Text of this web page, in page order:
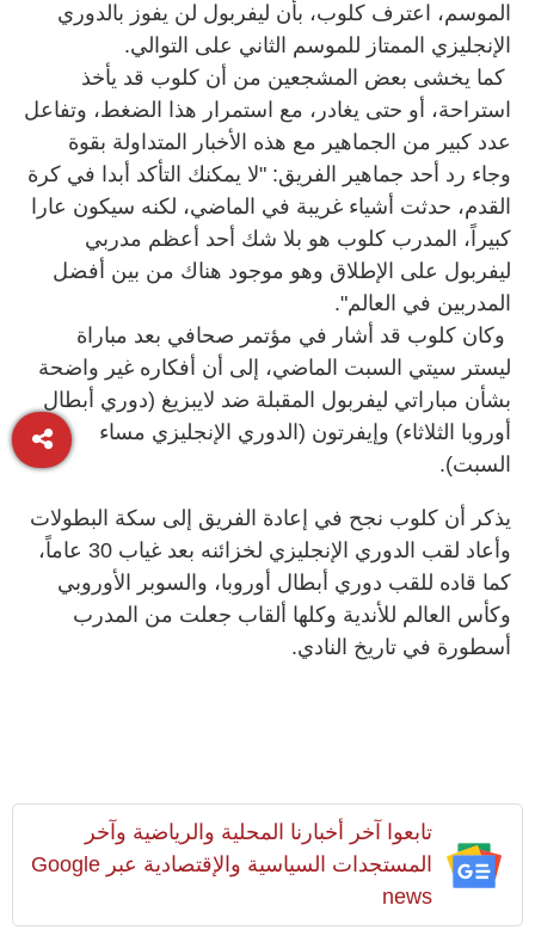
الموسم، اعترف كلوب، بأن ليفربول لن يفوز بالدوري
الإنجليزي الممتاز للموسم الثاني على التوالي.
كما يخشى بعض المشجعين من أن كلوب قد يأخذ
استراحة، أو حتى يغادر، مع استمرار هذا الضغط، وتفاعل
عدد كبير من الجماهير مع هذه الأخبار المتداولة بقوة
وجاء رد أحد جماهير الفريق: "لا يمكنك التأكد أبدا في كرة
القدم، حدثت أشياء غريبة في الماضي، لكنه سيكون عارا
كبيراً، المدرب كلوب هو بلا شك أحد أعظم مدربي
ليفربول على الإطلاق وهو موجود هناك من بين أفضل
المدربين في العالم".
وكان كلوب قد أشار في مؤتمر صحافي بعد مباراة
ليستر سيتي السبت الماضي، إلى أن أفكاره غير واضحة
بشأن مباراتي ليفربول المقبلة ضد لايبزيغ (دوري أبطال
أوروبا الثلاثاء) وإيفرتون (الدوري الإنجليزي مساء
السبت).
يذكر أن كلوب نجح في إعادة الفريق إلى سكة البطولات
وأعاد لقب الدوري الإنجليزي لخزائنه بعد غياب 30 عاماً،
كما قاده للقب دوري أبطال أوروبا، والسوبر الأوروبي
وكأس العالم للأندية وكلها ألقاب جعلت من المدرب
أسطورة في تاريخ النادي.
تابعوا آخر أخبارنا المحلية والرياضية وآخر
المستجدات السياسية والإقتصادية عبر Google
news